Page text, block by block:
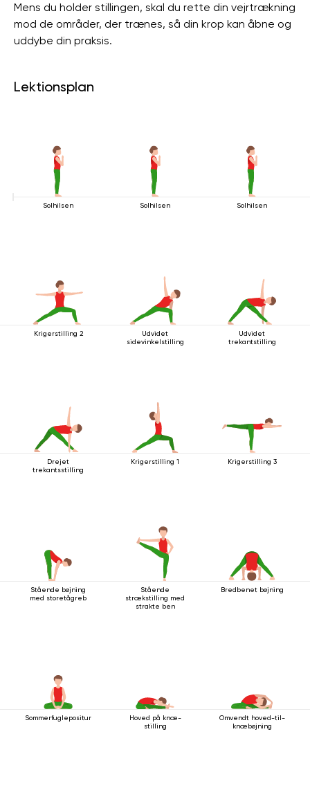
Mens du holder stillingen, skal du rette din vejrtrækning
mod de områder, der trænes, så din krop kan åbne og
uddybe din praksis.
Lektionsplan
Solhilsen Solhilsen Solhilsen
Krigerstilling 2
Udvidet
sidevinkelstilling
Udvidet
trekantstilling
Drejet
trekantsstilling
Krigerstilling 1 Krigerstilling 3
Stående bøjning
med storetågreb
Stående
strækstilling med
strakte ben
Bredbenet bøjning
Sommerfuglepositur
Hoved på knæ-
stilling
Omvendt hoved-til-
knæbøjning